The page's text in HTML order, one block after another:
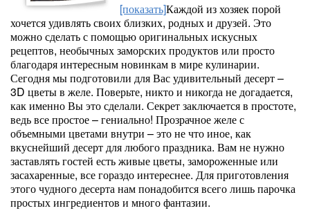
[показать]Каждой из хозяек порой
хочется удивлять своих близких, родных и друзей. Это
можно сделать с помощью оригинальных искусных
рецептов, необычных заморских продуктов или просто
благодаря интересным новинкам в мире кулинарии.
Сегодня мы подготовили для Вас удивительный десерт –
3D цветы в желе. Поверьте, никто и никогда не догадается,
как именно Вы это сделали. Секрет заключается в простоте,
ведь все простое – гениально! Прозрачное желе с
объемными цветами внутри – это не что иное, как
вкуснейший десерт для любого праздника. Вам не нужно
заставлять гостей есть живые цветы, замороженные или
засахаренные, все гораздо интереснее. Для приготовления
этого чудного десерта нам понадобится всего лишь парочка
простых ингредиентов и много фантазии.